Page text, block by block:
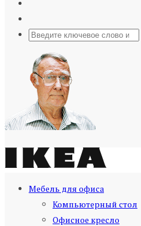
Мебель для офиса
Компьютерный стол
Офисное кресло